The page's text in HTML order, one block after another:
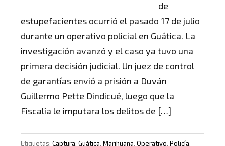
de
estupefacientes ocurrió el pasado 17 de julio
durante un operativo policial en Guática. La
investigación avanzó y el caso ya tuvo una
primera decisión judicial. Un juez de control
de garantías envió a prisión a Duván
Guillermo Pette Dindicué, luego que la
Fiscalía le imputara los delitos de […]
Etiquetas: Captura, Guática, Marihuana, Operativo, Policía,